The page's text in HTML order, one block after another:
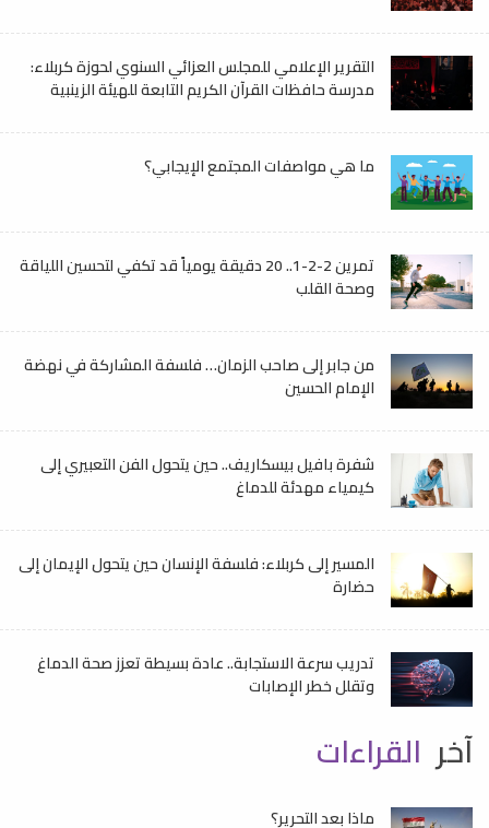
التقرير الإعلامي للمجلس العزائي السنوي لحوزة كربلاء:
مدرسة حافظات القرآن الكريم التابعة للهيئة الزينبية
ما هي مواصفات المجتمع الإيجابي؟
تمرين 2-2-1.. 20 دقيقة يومياً قد تكفي لتحسين اللياقة
وصحة القلب
من جابر إلى صاحب الزمان… فلسفة المشاركة في نهضة
الإمام الحسين
شفرة بافيل بيسكاريف.. حين يتحول الفن التعبيري إلى
كيمياء مهدئة للدماغ
المسير إلى كربلاء: فلسفة الإنسان حين يتحول الإيمان إلى
حضارة
تدريب سرعة الاستجابة.. عادة بسيطة تعزز صحة الدماغ
وتقلل خطر الإصابات
آخر القراءات
ماذا بعد التحرير؟